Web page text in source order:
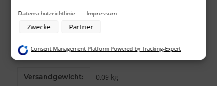
Kolenhydrate: 60,2g
davon Zucker: 42,2g
Salz: 0,8g
Produkteigenschaft
Wert
Versandgewicht: 0,09 kg
Zwecke der Datenverarbeitung durch unsere Partner:
Verwendung reduzierter Daten zur Auswahl von Werbeanzeigen
Erstellung von Profilen zur Personalisierung von Inhalten
Verwendung von Profilen zur Auswahl personalisierter Inhalte
Messung der Performance von Inhalten
Analyse von Zielgruppen durch Statistiken oder Kombinationen von
Datenschutzrichtlinie Impressum
Zwecke Partner
Consent Management Platform Powered by Tracking-Expert